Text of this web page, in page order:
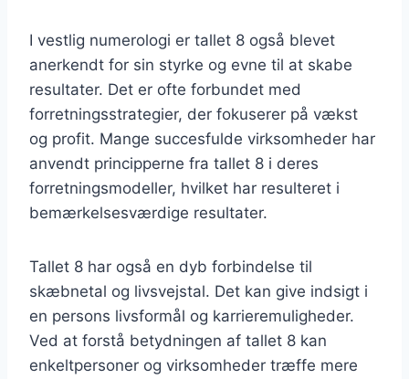
I vestlig numerologi er tallet 8 også blevet
anerkendt for sin styrke og evne til at skabe
resultater. Det er ofte forbundet med
forretningsstrategier, der fokuserer på vækst
og profit. Mange succesfulde virksomheder har
anvendt principperne fra tallet 8 i deres
forretningsmodeller, hvilket har resulteret i
bemærkelsesværdige resultater.
Tallet 8 har også en dyb forbindelse til
skæbnetal og livsvejstal. Det kan give indsigt i
en persons livsformål og karrieremuligheder.
Ved at forstå betydningen af tallet 8 kan
enkeltpersoner og virksomheder træffe mere